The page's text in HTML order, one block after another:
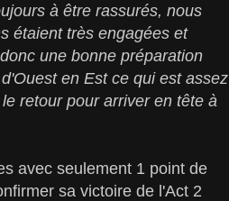
à être rassurés, nous
étaient très engagées et
une bonne préparation
en Est ce qui est assez
retour pour arriver en tête à
avec seulement 1 point de
sa victoire de l'Act 2